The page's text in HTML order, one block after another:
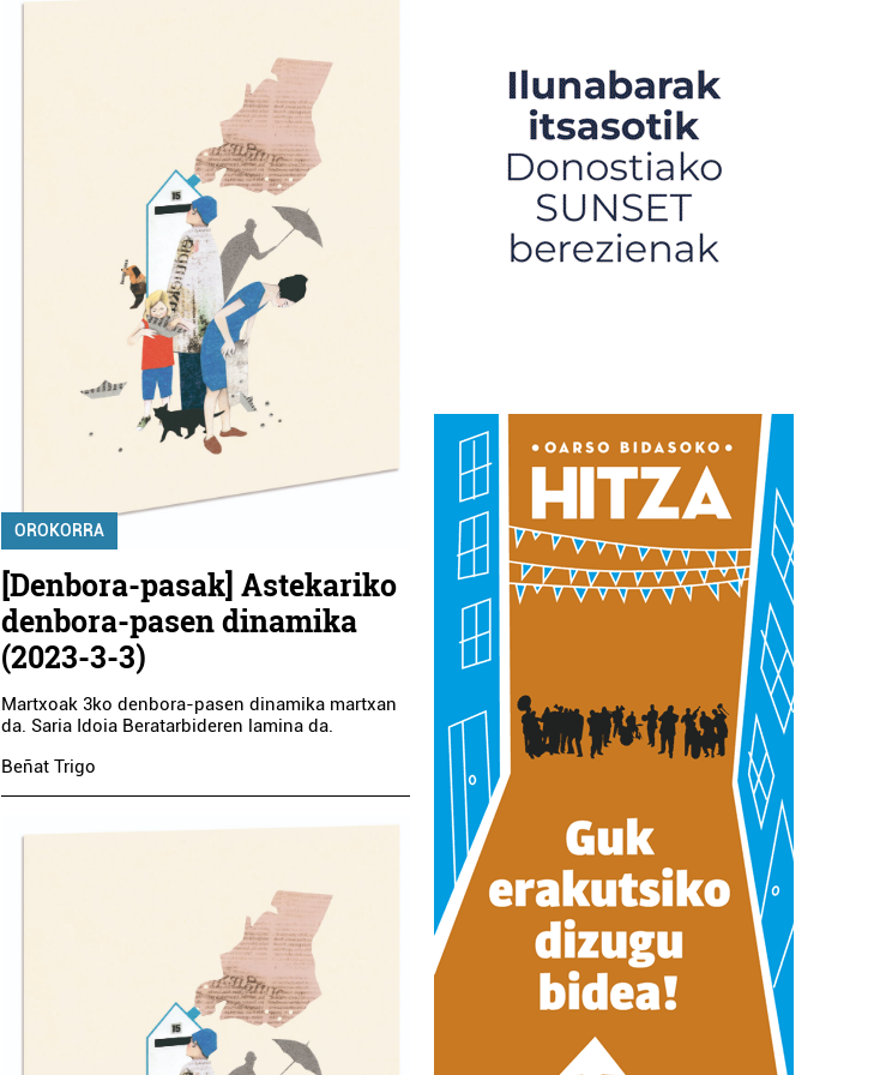
OROKORRA
[Denbora-pasak] Astekariko
denbora-pasen dinamika
(2023-3-3)
Martxoak 3ko denbora-pasen dinamika martxan
da. Saria Idoia Beratarbideren lamina da.
Beñat Trigo